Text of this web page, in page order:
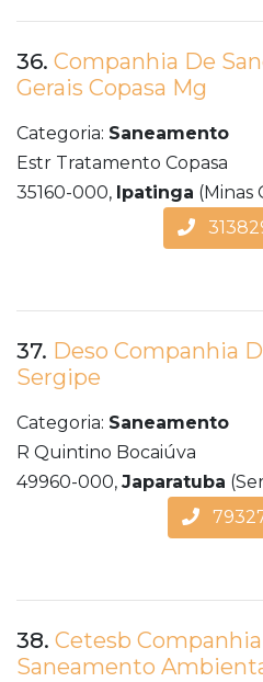
36. Companhia De
Gerais Copasa Mg
Categoria: Saneamento
Estr Tratamento Copasa
35160-000, Ipatinga (Minas
37. Deso Companhia
Sergipe
Categoria: Saneamento
R Quintino Bocaiúva
49960-000, Japaratuba
38. Cetesb
Saneamento